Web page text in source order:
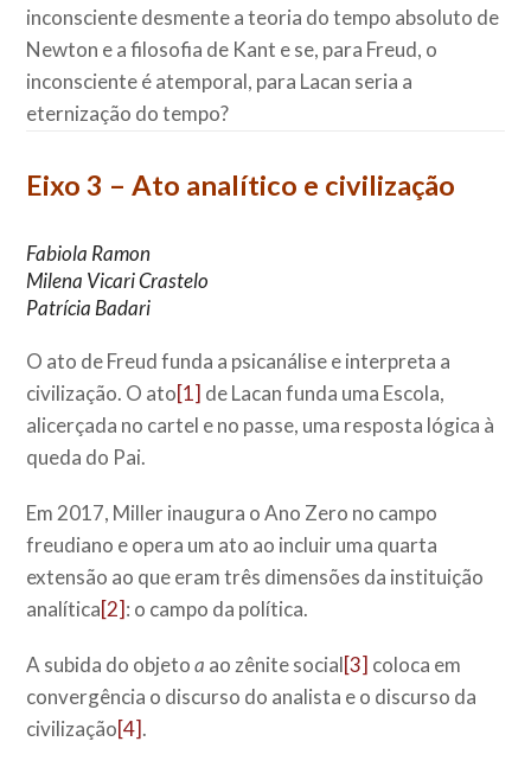
inconsciente desmente a teoria do tempo absoluto de
Newton e a filosofia de Kant e se, para Freud, o
inconsciente é atemporal, para Lacan seria a
eternização do tempo?
Eixo 3 – Ato analítico e civilização
Fabiola Ramon
Milena Vicari Crastelo
Patrícia Badari
O ato de Freud funda a psicanálise e interpreta a
civilização. O ato[1] de Lacan funda uma Escola,
alicerçada no cartel e no passe, uma resposta lógica à
queda do Pai.
Em 2017, Miller inaugura o Ano Zero no campo
freudiano e opera um ato ao incluir uma quarta
extensão ao que eram três dimensões da instituição
analítica[2]: o campo da política.
A subida do objetoa ao zênite social[3] coloca em
convergência o discurso do analista e o discurso da
civilização[4].